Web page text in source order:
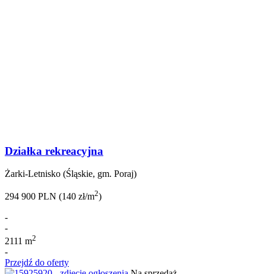
Działka rekreacyjna
Żarki-Letnisko (Śląskie, gm. Poraj)
294 900 PLN (140 zł/m2)
-
-
2111 m2
-
Przejdź do oferty